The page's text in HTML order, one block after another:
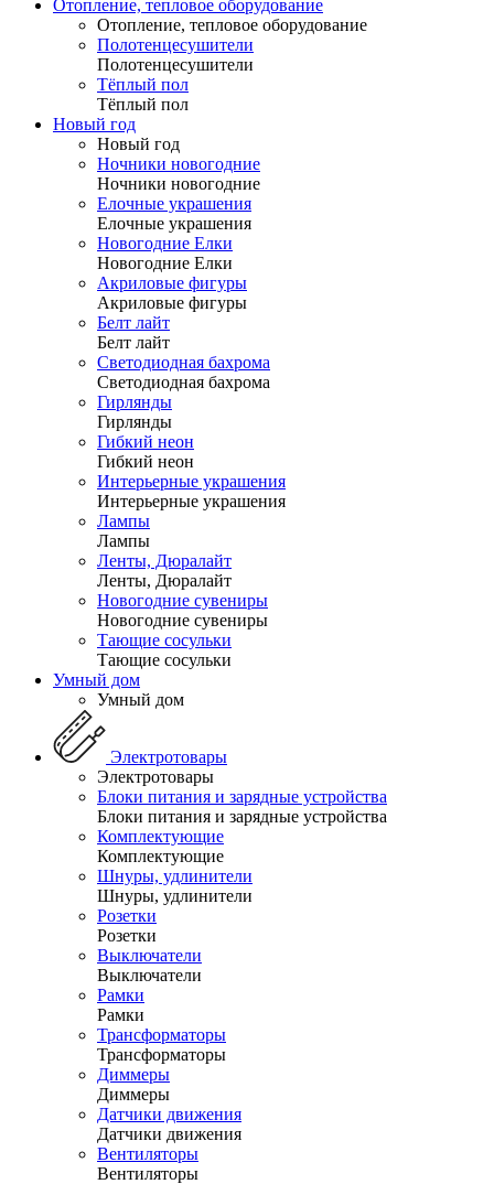
Отопление, тепловое оборудование
Отопление, тепловое оборудование
Полотенцесушители
Полотенцесушители
Тёплый пол
Тёплый пол
Новый год
Новый год
Ночники новогодние
Ночники новогодние
Елочные украшения
Елочные украшения
Новогодние Елки
Новогодние Елки
Акриловые фигуры
Акриловые фигуры
Белт лайт
Белт лайт
Светодиодная бахрома
Светодиодная бахрома
Гирлянды
Гирлянды
Гибкий неон
Гибкий неон
Интерьерные украшения
Интерьерные украшения
Лампы
Лампы
Ленты, Дюралайт
Ленты, Дюралайт
Новогодние сувениры
Новогодние сувениры
Тающие сосульки
Тающие сосульки
Умный дом
Умный дом
Электротовары
Электротовары
Блоки питания и зарядные устройства
Блоки питания и зарядные устройства
Комплектующие
Комплектующие
Шнуры, удлинители
Шнуры, удлинители
Розетки
Розетки
Выключатели
Выключатели
Рамки
Рамки
Трансформаторы
Трансформаторы
Диммеры
Диммеры
Датчики движения
Датчики движения
Вентиляторы
Вентиляторы